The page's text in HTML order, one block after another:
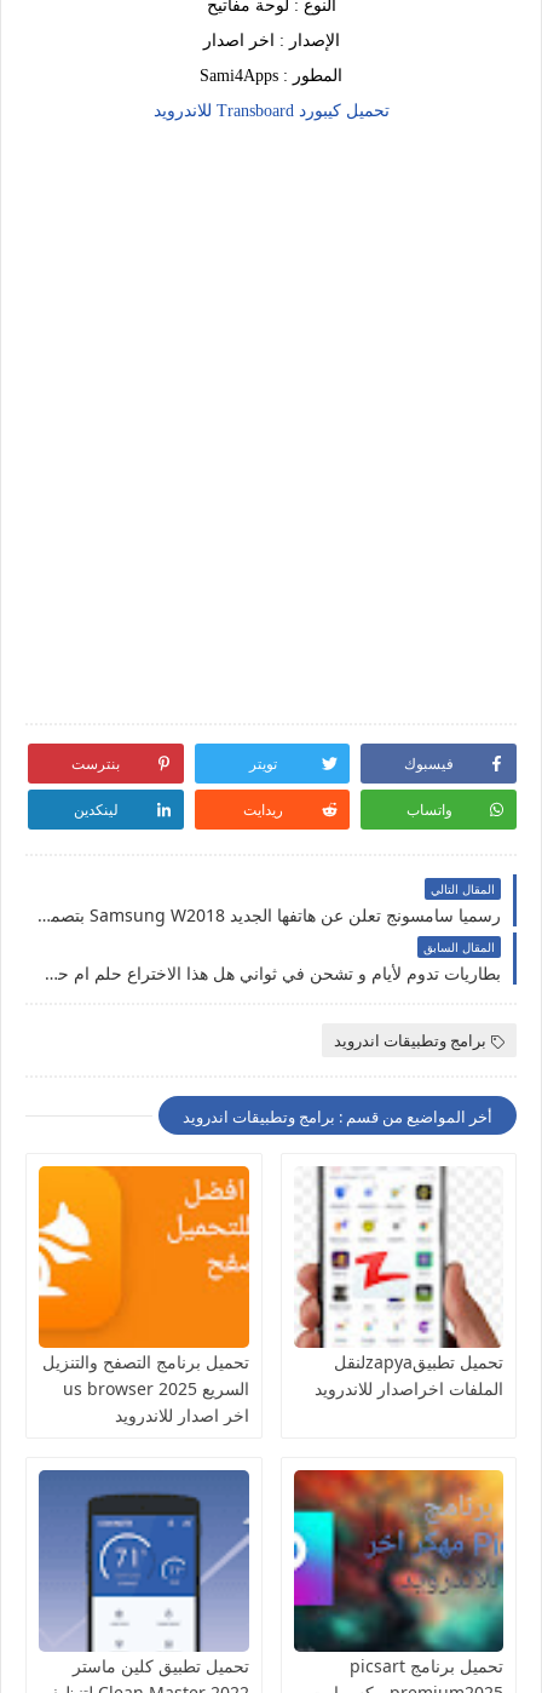
النوع : لوحة مفاتيح
الإصدار : اخر اصدار
المطور : Sami4Apps
تحميل كيبوردTransboard للاندرويد
فيسبوك تويتر بنترست
واتساب ريدايت لينكدين
المقال التالي
رسميا سامسونج تعلن عن هاتفها الجديد Samsung W2018 بتصميم كلاسيكي وسعر عالي
المقال السابق
بطاريات تدوم لأيام و تشحن في ثواني هل هذا الاختراع حلم ام حقيقة
برامج وتطبيقات اندرويد
أخر المواضيع من قسم : برامج وتطبيقات اندرويد
تحميل تطبيقzapyaلنقل
الملفات اخراصدار للاندرويد
تحميل برنامج التصفح والتنزيل
السريع us browser 2025
اخر اصدار للاندرويد
تحميل برنامج picsart
تحميل تطبيق كلين ماستر